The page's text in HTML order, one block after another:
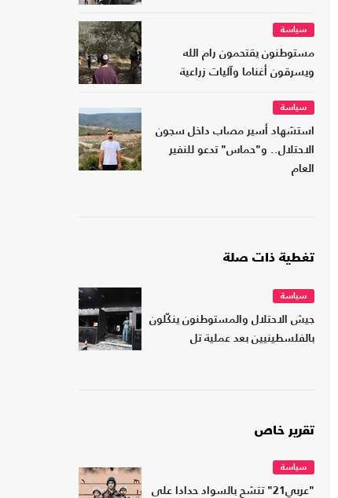
سياسة
مستوطنون يقتحمون رام الله
ويسرقون أغناما وآليات زراعية
سياسة
استشهاد أسير مصاب داخل سجون
الاحتلال.. و"حماس" تدعو للنفير
العام
تغطية ذات صلة
سياسة
جيش الاحتلال والمستوطنون ينكّلون
بالفلسطينيين بعد عملية تل
تقرير خاص
سياسة
"عربي21" تتشح بالسواد حدادا على